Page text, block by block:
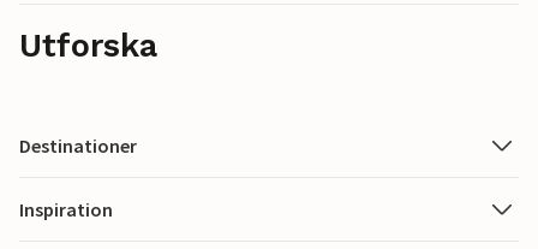
Utforska
Destinationer
Inspiration